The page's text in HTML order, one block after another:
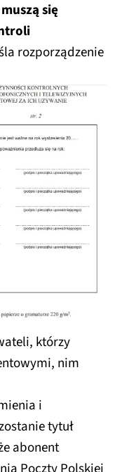
się
rozporządzenie
którzy
nim
i
tytuł
abonent